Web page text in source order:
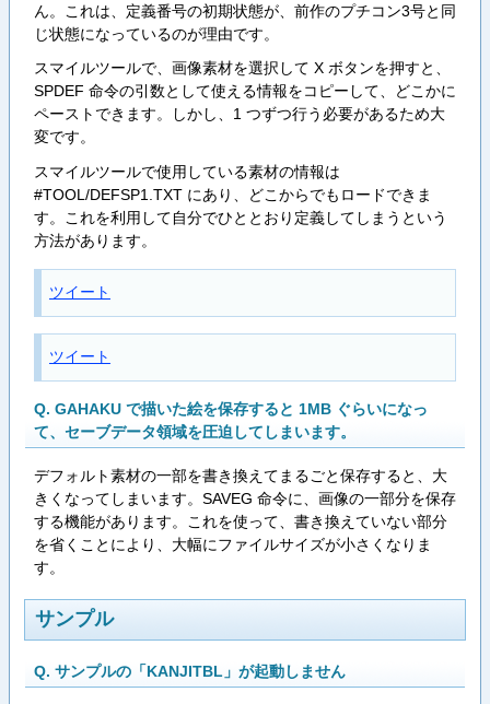
ん。これは、定義番号の初期状態が、前作のプチコン3号と同
じ状態になっているのが理由です。
スマイルツールで、画像素材を選択して X ボタンを押すと、
SPDEF 命令の引数として使える情報をコピーして、どこかに
ペーストできます。しかし、1 つずつ行う必要があるため大
変です。
スマイルツールで使用している素材の情報は
#TOOL/DEFSP1.TXT にあり、どこからでもロードできま
す。これを利用して自分でひととおり定義してしまうという
方法があります。
ツイート
ツイート
Q. GAHAKU で描いた絵を保存すると 1MB ぐらいになっ
て、セーブデータ領域を圧迫してしまいます。
デフォルト素材の一部を書き換えてまるごと保存すると、大
きくなってしまいます。SAVEG 命令に、画像の一部分を保存
する機能があります。これを使って、書き換えていない部分
を省くことにより、大幅にファイルサイズが小さくなりま
す。
サンプル
Q. サンプルの「KANJITBL」が起動しません